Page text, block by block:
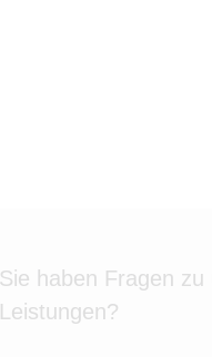
Sie haben Fragen zu
Leistungen?